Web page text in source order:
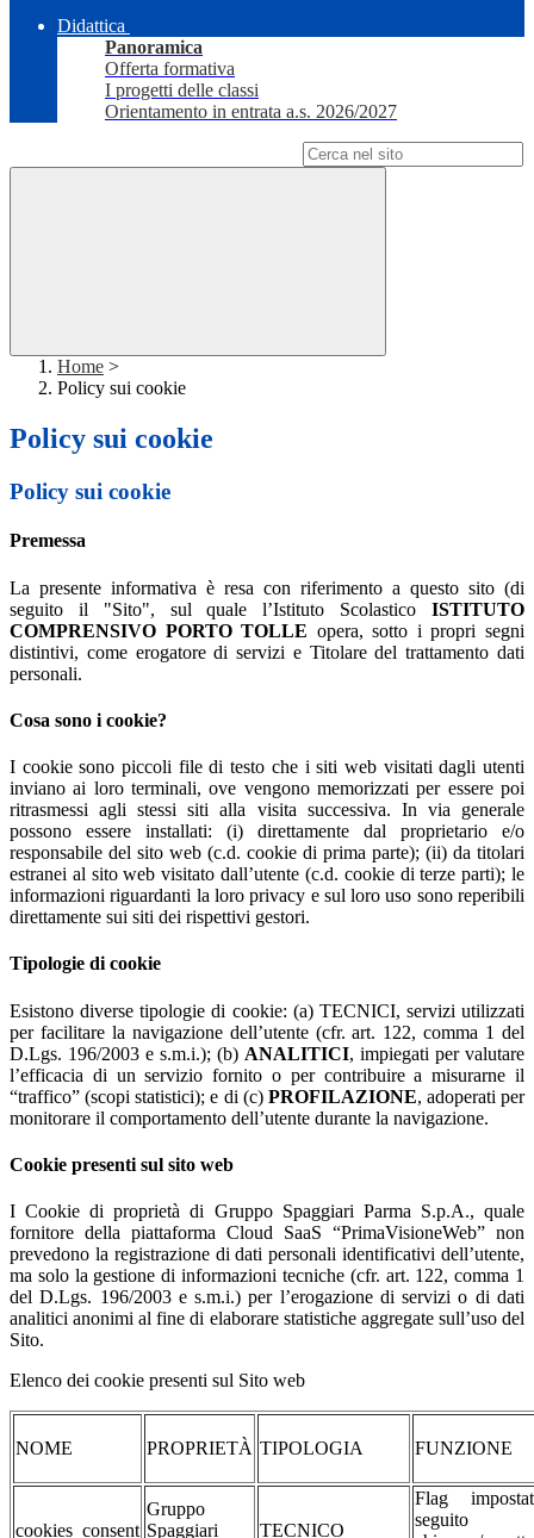
Didattica
Panoramica
Offerta formativa
I progetti delle classi
Orientamento in entrata a.s. 2026/2027
Home >
Policy sui cookie
Policy sui cookie
Policy sui cookie
Premessa
La presente informativa è resa con riferimento a questo sito (di
seguito il "Sito", sul quale l’Istituto Scolastico ISTITUTO
COMPRENSIVO PORTO TOLLE opera, sotto i propri segni
distintivi, come erogatore di servizi e Titolare del trattamento dati
personali.
Cosa sono i cookie?
I cookie sono piccoli file di testo che i siti web visitati dagli utenti
inviano ai loro terminali, ove vengono memorizzati per essere poi
ritrasmessi agli stessi siti alla visita successiva. In via generale
possono essere installati: (i) direttamente dal proprietario e/o
responsabile del sito web (c.d. cookie di prima parte); (ii) da titolari
estranei al sito web visitato dall’utente (c.d. cookie di terze parti); le
informazioni riguardanti la loro privacy e sul loro uso sono reperibili
direttamente sui siti dei rispettivi gestori.
Tipologie di cookie
Esistono diverse tipologie di cookie: (a) TECNICI, servizi utilizzati
per facilitare la navigazione dell’utente (cfr. art. 122, comma 1 del
D.Lgs. 196/2003 e s.m.i.); (b) ANALITICI, impiegati per valutare
l’efficacia di un servizio fornito o per contribuire a misurarne il
“traffico” (scopi statistici); e di (c) PROFILAZIONE, adoperati per
monitorare il comportamento dell’utente durante la navigazione.
Cookie presenti sul sito web
I Cookie di proprietà di Gruppo Spaggiari Parma S.p.A., quale
fornitore della piattaforma Cloud SaaS “PrimaVisioneWeb” non
prevedono la registrazione di dati personali identificativi dell’utente,
ma solo la gestione di informazioni tecniche (cfr. art. 122, comma 1
del D.Lgs. 196/2003 e s.m.i.) per l’erogazione di servizi o di dati
analitici anonimi al fine di elaborare statistiche aggregate sull’uso del
Sito.
Elenco dei cookie presenti sul Sito web
NOME PROPRIETÀ TIPOLOGIA FUNZIONE
cookies_consent
Gruppo
Spaggiari
TECNICO
Flag
seguito